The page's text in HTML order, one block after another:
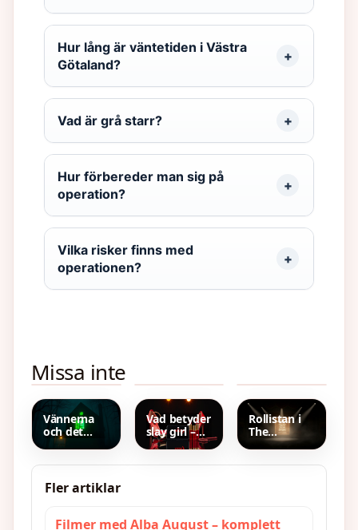
Hur lång är väntetiden i Västra
Götaland?
Vad är grå starr?
Hur förbereder man sig på
operation?
Vilka risker finns med
operationen?
Missa inte
bläckfisken
i Masked
Avslöjandet
2025
Rengöring
För Känsliga
Ögon
Äventyr
Vännerna
och det
gröna ljuset
barnserien
och
mysteriet
Vad betyder
slay girl –
Förklaring
på svenska
Rollistan i
The
Darkness –
Jack
Fler artiklar
Filmer med Alba August – komplett